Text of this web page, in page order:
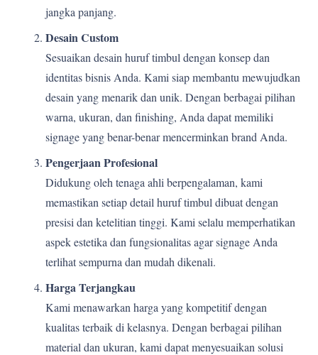
jangka panjang.
Desain Custom
Sesuaikan desain huruf timbul dengan konsep dan
identitas bisnis Anda. Kami siap membantu mewujudkan
desain yang menarik dan unik. Dengan berbagai pilihan
warna, ukuran, dan finishing, Anda dapat memiliki
signage yang benar-benar mencerminkan brand Anda.
Pengerjaan Profesional
Didukung oleh tenaga ahli berpengalaman, kami
memastikan setiap detail huruf timbul dibuat dengan
presisi dan ketelitian tinggi. Kami selalu memperhatikan
aspek estetika dan fungsionalitas agar signage Anda
terlihat sempurna dan mudah dikenali.
Harga Terjangkau
Kami menawarkan harga yang kompetitif dengan
kualitas terbaik di kelasnya. Dengan berbagai pilihan
material dan ukuran, kami dapat menyesuaikan solusi